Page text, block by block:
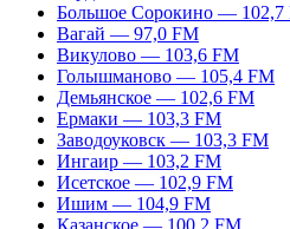
Большое Сорокино — 102,7
Вагай — 97,0 FM
Викулово — 103,6 FM
Голышманово — 105,4 FM
Демьянское — 102,6 FM
Ермаки — 103,3 FM
Заводоуковск — 103,3 FM
Ингаир — 103,2 FM
Исетское — 102,9 FM
Ишим — 104,9 FM
Казанское — 100,2 FM